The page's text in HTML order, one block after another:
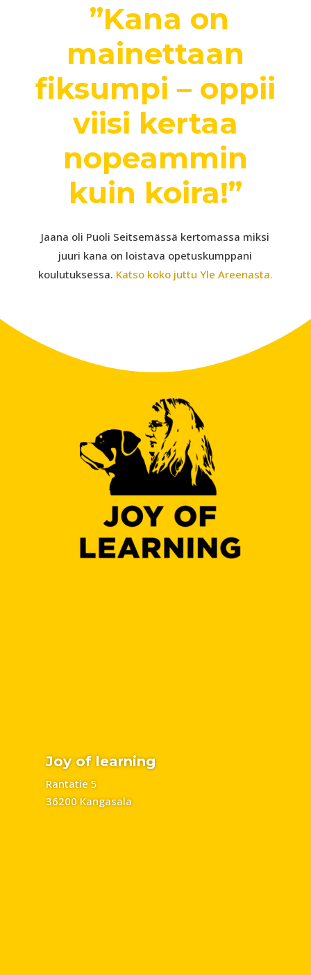
”Kana on
mainettaan
fiksumpi – oppii
viisi kertaa
nopeammin
kuin koira!”
Jaana oli Puoli Seitsemässä kertomassa miksi
juuri kana on loistava opetuskumppani
koulutuksessa. Katso koko juttu Yle Areenasta.
Joy of learning
Rantatie 5
36200 Kangasala